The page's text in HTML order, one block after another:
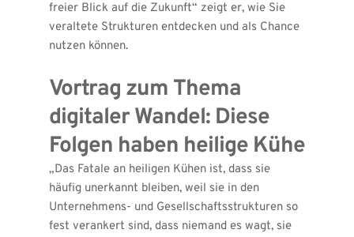
freier Blick auf die Zukunft“ zeigt er, wie Sie
veraltete Strukturen entdecken und als Chance
nutzen können.
Vortrag zum Thema
digitaler Wandel: Diese
Folgen haben heilige Kühe
„Das Fatale an heiligen Kühen ist, dass sie
häufig unerkannt bleiben, weil sie in den
Unternehmens- und Gesellschaftsstrukturen so
fest verankert sind, dass niemand es wagt, sie